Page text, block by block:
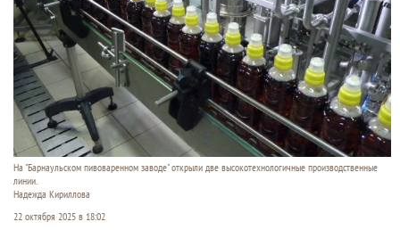
На "Барнаульском пивоваренном заводе" открыли две высокотехнологичные производственные
линии.
Надежда Кириллова
22 октября 2025 в 18:02